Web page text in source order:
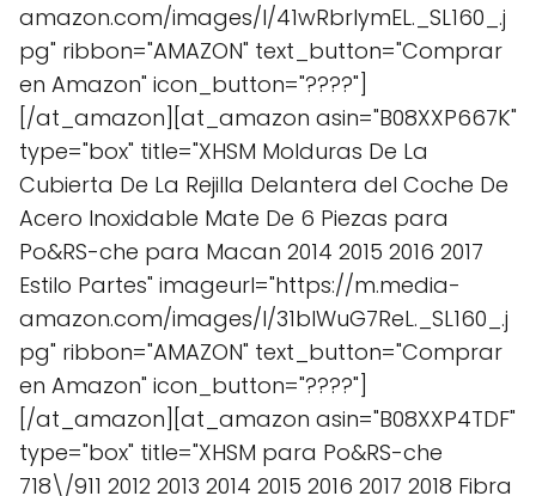
amazon.com/images/I/41wRbrIymEL._SL160_.j
pg" ribbon="AMAZON" text_button="Comprar
en Amazon" icon_button="????"]
[/at_amazon][at_amazon asin="B08XXP667K"
type="box" title="XHSM Molduras De La
Cubierta De La Rejilla Delantera del Coche De
Acero Inoxidable Mate De 6 Piezas para
Po&RS-che para Macan 2014 2015 2016 2017
Estilo Partes" imageurl="https://m.media-
amazon.com/images/I/31bIWuG7ReL._SL160_.j
pg" ribbon="AMAZON" text_button="Comprar
en Amazon" icon_button="????"]
[/at_amazon][at_amazon asin="B08XXP4TDF"
type="box" title="XHSM para Po&RS-che
718\/911 2012 2013 2014 2015 2016 2017 2018 Fibra